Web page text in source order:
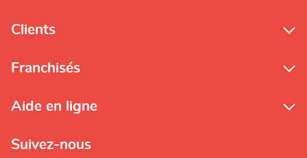
Clients
Franchisés
Aide en ligne
Suivez-nous